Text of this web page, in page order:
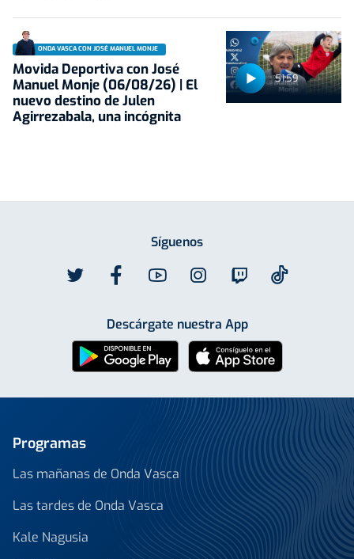
51:59
ONDA VASCA CON JOSÉ MANUEL MONJE
Movida Deportiva con José
Manuel Monje (06/08/26) | El
nuevo destino de Julen
Agirrezabala, una incógnita
Síguenos
Descárgate nuestra App
Programas
Las mañanas de Onda Vasca
Las tardes de Onda Vasca
Kale Nagusia